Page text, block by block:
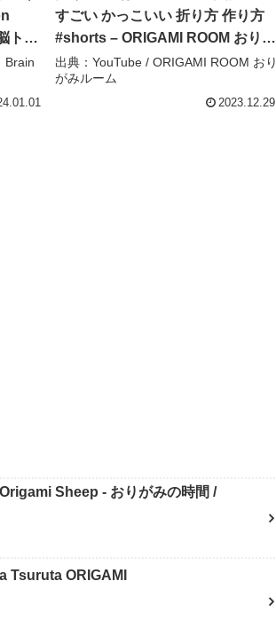
トレ
Brain
すごい かっこいい 折り方 作り方
#shorts – ORIGAMI ROOM おりが
みルーム
出典：YouTube / ORIGAMI ROOM おり
がみルーム
2023.12.29
Sheep - おりがみの時間 /
Tsuruta ORIGAMI